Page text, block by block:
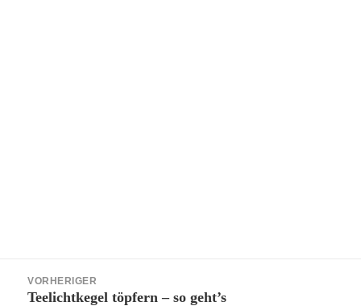
VORHERIGER
Vorheriger
Teelichtkegel töpfern – so geht’s